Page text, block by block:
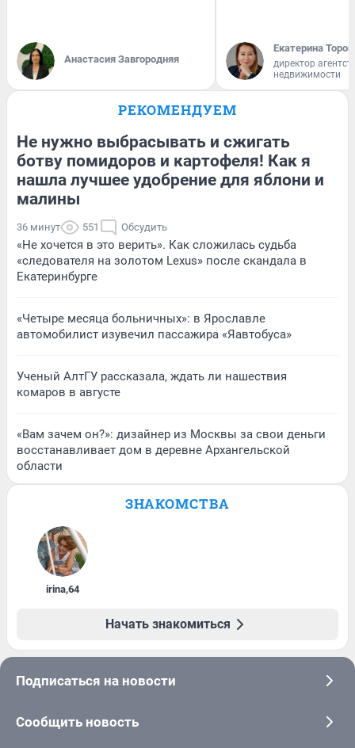
Анастасия Завгородняя
Екатерина
директор
недвижимости
РЕКОМЕНДУЕМ
Не нужно выбрасывать и сжигать
ботву помидоров и картофеля! Как я
нашла лучшее удобрение для яблони и
малины
36 минут 551 Обсудить
«Не хочется в это верить». Как сложилась судьба
«следователя на золотом Lexus» после скандала в
Екатеринбурге
«Четыре месяца больничных»: в Ярославле
автомобилист изувечил пассажира «Яавтобуса»
Ученый АлтГУ рассказала, ждать ли нашествия
комаров в августе
«Вам зачем он?»: дизайнер из Москвы за свои деньги
восстанавливает дом в деревне Архангельской
области
ЗНАКОМСТВА
irina,64
Начать знакомиться
Подписаться на новости
Сообщить новость